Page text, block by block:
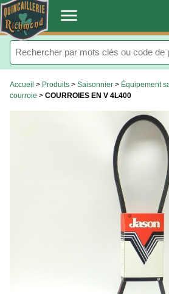
. menu
Accueil > Produits > Saisonnier > Équipement
courroie > COURROIES EN V 4L400